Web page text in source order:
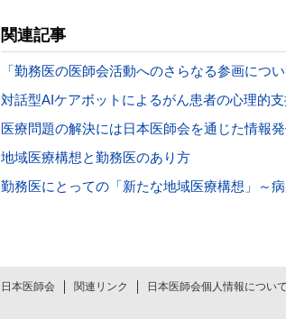
関連記事
「勤務医の医師会活動へのさらなる参画につ
対話型AIケアボットによるがん患者の心理的支
医療問題の解決には日本医師会を通じた情報
地域医療構想と勤務医のあり方
勤務医にとっての「新たな地域医療構想」～
日本医師会 関連リンク 日本医師会個人情報について